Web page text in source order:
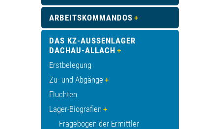
ARBEITSKOMMANDOS
DAS KZ-AUSSENLAGER D
ACHAU-ALLACH
Erstbelegung
Zu- und Abgänge
Fluchten
Lager-Biografien
Fragebogen der Ermittler